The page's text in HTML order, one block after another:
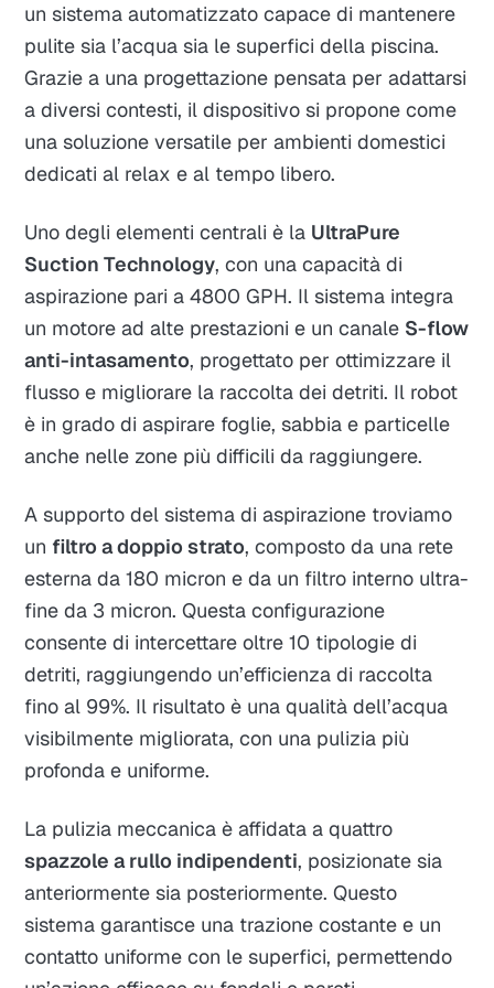
un sistema automatizzato capace di mantenere
pulite sia l’acqua sia le superfici della piscina.
Grazie a una progettazione pensata per adattarsi
a diversi contesti, il dispositivo si propone come
una soluzione versatile per ambienti domestici
dedicati al relax e al tempo libero.
Uno degli elementi centrali è la UltraPure
Suction Technology, con una capacità di
aspirazione pari a 4800 GPH. Il sistema integra
un motore ad alte prestazioni e un canale S-flow
anti-intasamento, progettato per ottimizzare il
flusso e migliorare la raccolta dei detriti. Il robot
è in grado di aspirare foglie, sabbia e particelle
anche nelle zone più difficili da raggiungere.
A supporto del sistema di aspirazione troviamo
un filtro a doppio strato, composto da una rete
esterna da 180 micron e da un filtro interno ultra-
fine da 3 micron. Questa configurazione
consente di intercettare oltre 10 tipologie di
detriti, raggiungendo un’efficienza di raccolta
fino al 99%. Il risultato è una qualità dell’acqua
visibilmente migliorata, con una pulizia più
profonda e uniforme.
La pulizia meccanica è affidata a quattro
spazzole a rullo indipendenti, posizionate sia
anteriormente sia posteriormente. Questo
sistema garantisce una trazione costante e un
contatto uniforme con le superfici, permettendo